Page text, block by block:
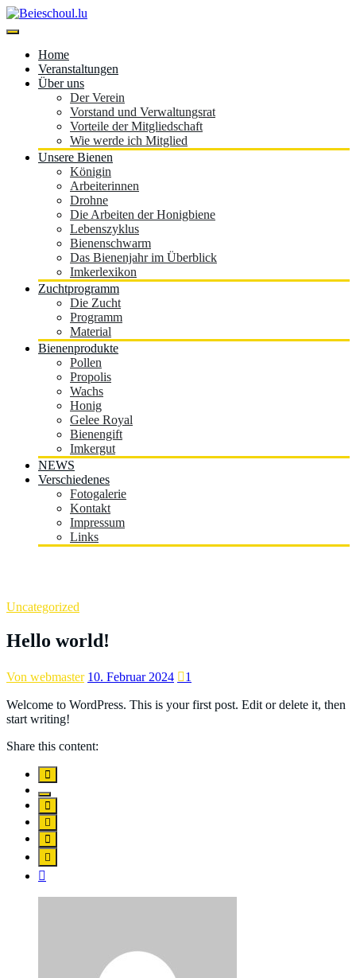
Skip
to
Beieschoul.lu
Home
Veranstaltungen
Über uns
Der Verein
Vorstand und Verwaltungsrat
Vorteile der Mitgliedschaft
Wie werde ich Mitglied
Unsere Bienen
Königin
Arbeiterinnen
Drohne
Die Arbeiten der Honigbiene
Lebenszyklus
Bienenschwarm
Das Bienenjahr im Überblick
Imkerlexikon
Zuchtprogramm
Die Zucht
Programm
Material
Bienenprodukte
Pollen
Propolis
Wachs
Honig
Gelee Royal
Bienengift
Imkergut
NEWS
Verschiedenes
Fotogalerie
Kontakt
Impressum
Links
Uncategorized
Hello world!
Von webmaster 10. Februar 2024 1
Welcome to WordPress. This is your first post. Edit or delete it, then
start writing!
Share this content: